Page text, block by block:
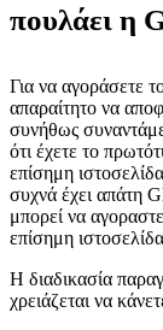
πουλάει η
Για να αγοράσετε
απαραίτητο να
συνήθως
ότι έχετε το
επίσημη
συχνά έχει απάτη
μπορεί να
επίσημη
Η διαδικασία
χρειάζεται να